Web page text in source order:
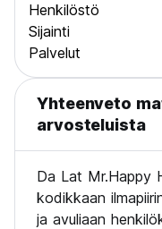
Henkilöstö
Sijainti
Palvelut
Yhteenveto
arvosteluista
Da Lat Mr.Happy
kodikkaan
ja avuliaan